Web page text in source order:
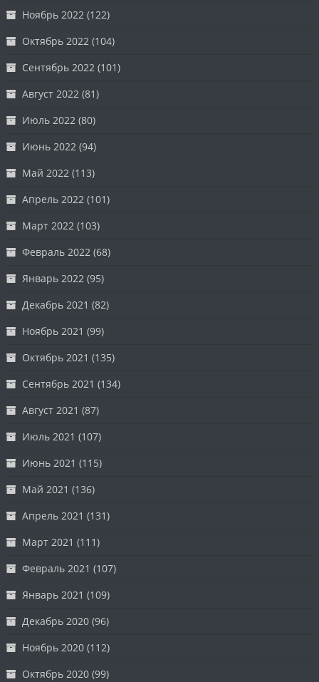
Ноябрь 2022 (122)
Октябрь 2022 (104)
Сентябрь 2022 (101)
Август 2022 (81)
Июль 2022 (80)
Июнь 2022 (94)
Май 2022 (113)
Апрель 2022 (101)
Март 2022 (103)
Февраль 2022 (68)
Январь 2022 (95)
Декабрь 2021 (82)
Ноябрь 2021 (99)
Октябрь 2021 (135)
Сентябрь 2021 (134)
Август 2021 (87)
Июль 2021 (107)
Июнь 2021 (115)
Май 2021 (136)
Апрель 2021 (131)
Март 2021 (111)
Февраль 2021 (107)
Январь 2021 (109)
Декабрь 2020 (96)
Ноябрь 2020 (112)
Октябрь 2020 (99)